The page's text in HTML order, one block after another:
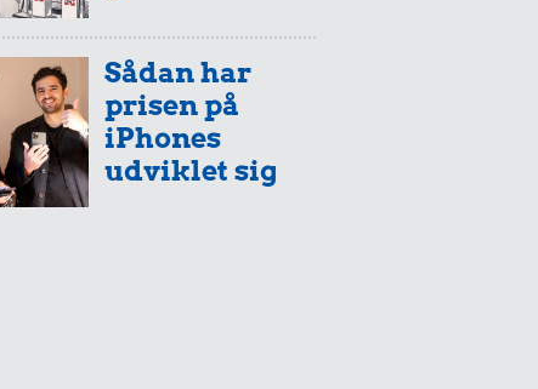
Sådan har
prisen på
iPhones
udviklet sig